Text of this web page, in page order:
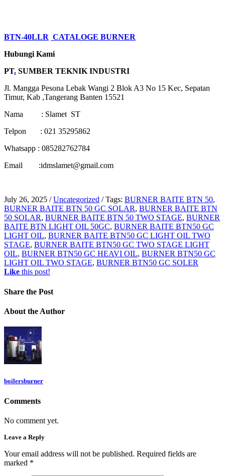
BTN-40LLR CATALOGE BURNER
Hubungi Kami
PT. SUMBER TEKNIK INDUSTRI
Jl. Mangga Pesona Lebak Wangi 2 Blok A3 No 15 Kec, Sepatan
Timur, Kab ,Tangerang Banten 15521
Nama : Slamet ST
Telpon : 021 35295862
Whatsapp : 085282762784
Email :idmslamet@gmail.com
July 26, 2025 / Uncategorized / Tags: BURNER BAITE BTN 50,
BURNER BAITE BTN 50 GC SOLAR, BURNER BAITE BTN
50 SOLAR, BURNER BAITE BTN 50 TWO STAGE, BURNER
BAITE BTN LIGHT OIL 50GC, BURNER BAITE BTN50 GC
LIGHT OIL, BURNER BAITE BTN50 GC LIGHT OIL TWO
STAGE, BURNER BAITE BTN50 GC TWO STAGE LIGHT
OIL, BURNER BTN50 GC HEAVI OIL, BURNER BTN50 GC
LIGHT OIL TWO STAGE, BURNER BTN50 GC SOLER
Like this post!
Share the Post
About the Author
boilersburner
Comments
No comment yet.
Leave a Reply
Your email address will not be published. Required fields are
marked *